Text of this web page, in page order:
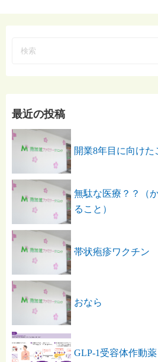
最近の投稿
開業8年目に向けた
無駄な医療？？（
ること）
帯状疱疹ワクチン
おなら
GLP-1受容体作動薬